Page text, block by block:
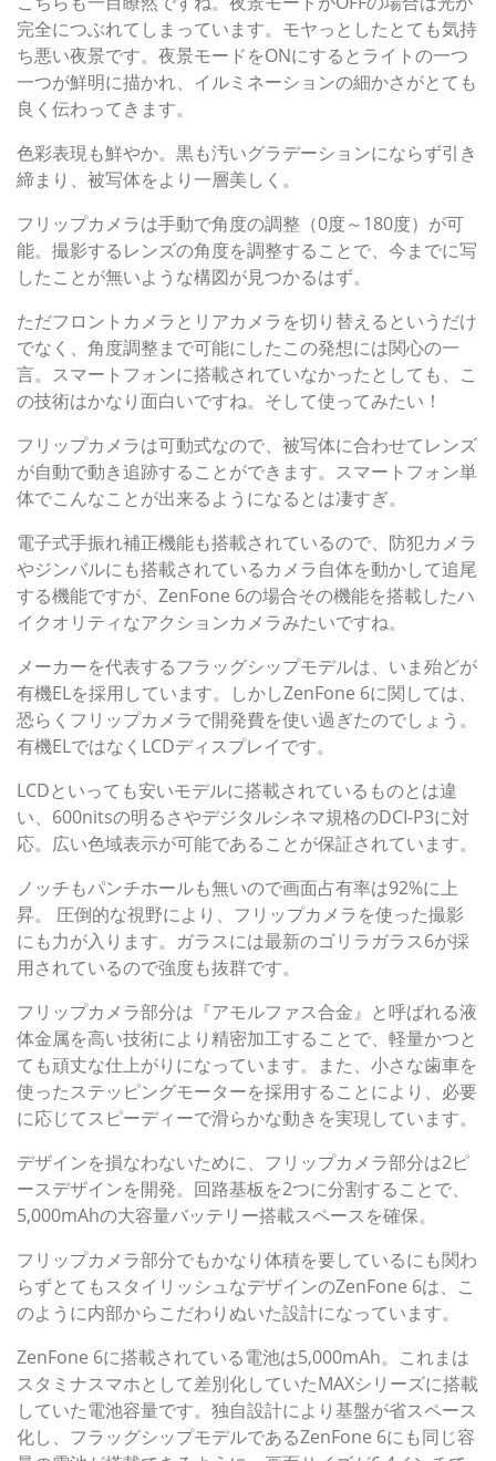
完全につぶれてしまっています。モヤっとしたとても気持
ち悪い夜景です。夜景モードをONにするとライトの一つ
一つが鮮明に描かれ、イルミネーションの細かさがとても
良く伝わってきます。
色彩表現も鮮やか。黒も汚いグラデーションにならず引き
締まり、被写体をより一層美しく。
フリップカメラは手動で角度の調整（0度～180度）が可
能。撮影するレンズの角度を調整することで、今までに写
したことが無いような構図が見つかるはず。
ただフロントカメラとリアカメラを切り替えるというだけ
でなく、角度調整まで可能にしたこの発想には関心の一
言。スマートフォンに搭載されていなかったとしても、こ
の技術はかなり面白いですね。そして使ってみたい！
フリップカメラは可動式なので、被写体に合わせてレンズ
が自動で動き追跡することができます。スマートフォン単
体でこんなことが出来るようになるとは凄すぎ。
電子式手振れ補正機能も搭載されているので、防犯カメラ
やジンバルにも搭載されているカメラ自体を動かして追尾
する機能ですが、ZenFone 6の場合その機能を搭載したハ
イクオリティなアクションカメラみたいですね。
メーカーを代表するフラッグシップモデルは、いま殆どが
有機ELを採用しています。しかしZenFone 6に関しては、
恐らくフリップカメラで開発費を使い過ぎたのでしょう。
有機ELではなくLCDディスプレイです。
LCDといっても安いモデルに搭載されているものとは違
い、600nitsの明るさやデジタルシネマ規格のDCI-P3に対
応。広い色域表示が可能であることが保証されています。
ノッチもパンチホールも無いので画面占有率は92%に上
昇。 圧倒的な視野により、フリップカメラを使った撮影
にも力が入ります。ガラスには最新のゴリラガラス6が採
用されているので強度も抜群です。
フリップカメラ部分は『アモルファス合金』と呼ばれる液
体金属を高い技術により精密加工することで、軽量かつと
ても頑丈な仕上がりになっています。また、小さな歯車を
使ったステッピングモーターを採用することにより、必要
に応じてスピーディーで滑らかな動きを実現しています。
デザインを損なわないために、フリップカメラ部分は2ピ
ースデザインを開発。回路基板を2つに分割することで、
5,000mAhの大容量バッテリー搭載スペースを確保。
フリップカメラ部分でもかなり体積を要しているにも関わ
らずとてもスタイリッシュなデザインのZenFone 6は、こ
のように内部からこだわりぬいた設計になっています。
ZenFone 6に搭載されている電池は5,000mAh。これまは
スタミナスマホとして差別化していたMAXシリーズに搭載
していた電池容量です。独自設計により基盤が省スペース
化し、フラッグシップモデルであるZenFone 6にも同じ容